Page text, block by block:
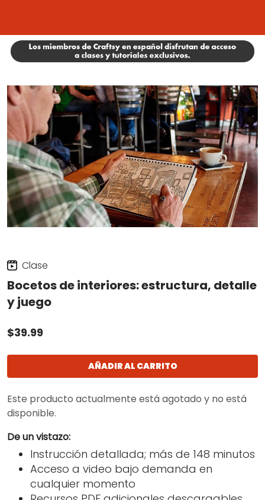
Clase
Bocetos de interiores: estructura, detalle
y juego
$39.99
AÑADIR AL CARRITO
Este producto actualmente está agotado y no está
disponible.
De un vistazo:
Instrucción detallada; más de 148 minutos
Acceso a video bajo demanda en
cualquier momento